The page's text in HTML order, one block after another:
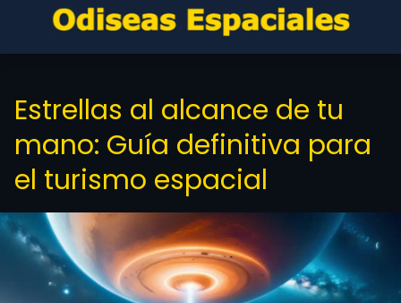
Estrellas al alcance de tu
mano: Guía definitiva para
el turismo espacial